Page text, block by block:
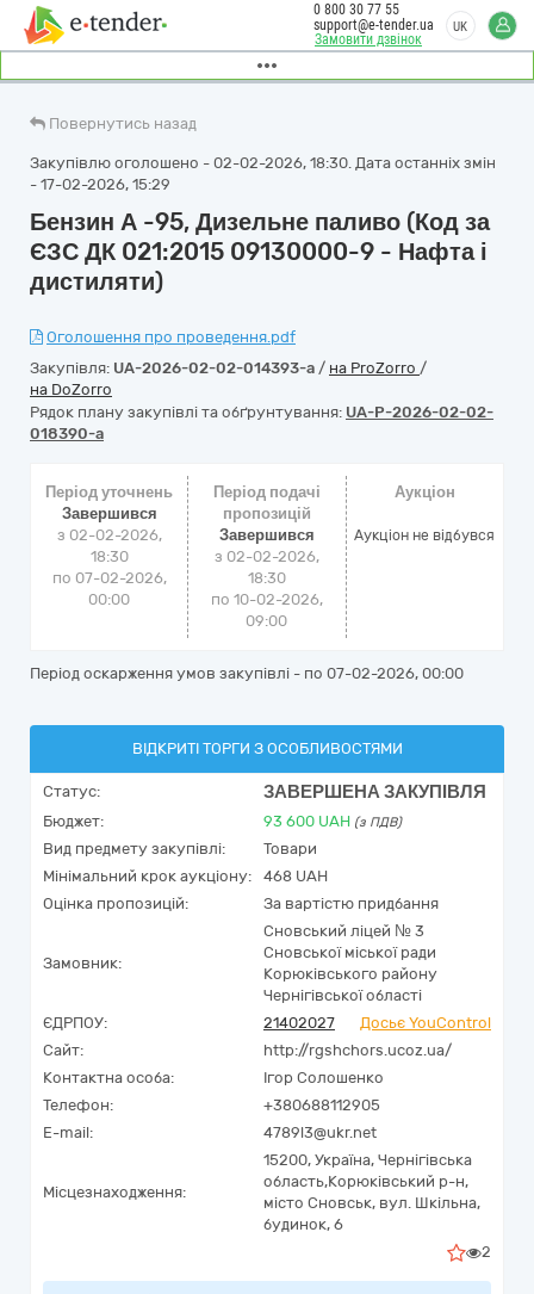
Замовити дзвінок
0 800 30 77 55
support@e-tender.ua
UK
Повернутись назад
Закупівлю оголошено - 02-02-2026, 18:30. Дата останніх змін
- 17-02-2026, 15:29
Бензин А -95, Дизельне паливо (Код за
ЄЗС ДК 021:2015 09130000-9 - Нафта і
дистиляти)
Оголошення про проведення.pdf
Закупівля: UA-2026-02-02-014393-a / на ProZorro /
на DoZorro
Рядок плану закупівлі та обґрунтування: UA-P-2026-02-02-
018390-a
Період уточнень
Завершився
з 02-02-2026,
18:30
по 07-02-2026,
00:00
Період подачі
пропозицій
Завершився
з 02-02-2026,
18:30
по 10-02-2026,
09:00
Аукціон
Аукціон не відбувся
Період оскарження умов закупівлі - по 07-02-2026, 00:00
ВІДКРИТІ ТОРГИ З ОСОБЛИВОСТЯМИ
Статус: ЗАВЕРШЕНА ЗАКУПІВЛЯ
Бюджет: 93 600 UAH (з ПДВ)
Вид предмету закупівлі:
Товари
Мінімальний крок аукціону:
468 UAH
Оцінка пропозицій:
За вартістю придбання
Замовник:
Сновський ліцей № 3
Сновської міської ради
Корюківського району
Чернігівської області
ЄДРПОУ:
21402027
Досьє YouControl
Сайт:
http://rgshchors.ucoz.ua/
Контактна особа:
Ігор Солошенко
Телефон:
+380688112905
E-mail:
4789l3@ukr.net
Місцезнаходження:
15200, Україна, Чернігівська
область,Корюківський р-н,
місто Сновськ, вул. Шкільна,
будинок, 6
2